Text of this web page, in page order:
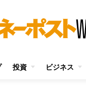
投資 ビジネス